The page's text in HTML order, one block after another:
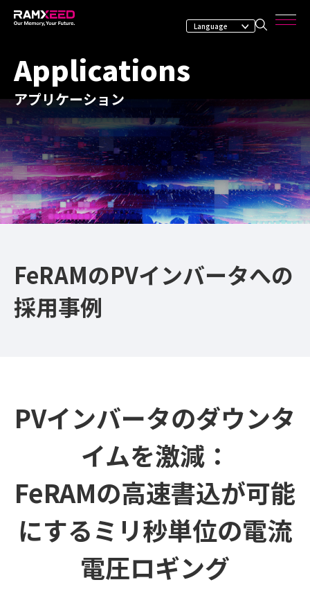
Applications
アプリケーション
FeRAMのPVインバータへの
採用事例
PVインバータのダウンタ
イムを激減：
FeRAMの高速書込が可能
にするミリ秒単位の電流
電圧ロギング